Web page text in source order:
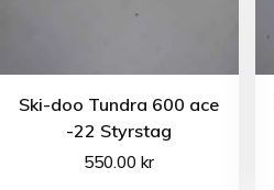
Ski-doo Tundra 600 ace
-22 Styrstag
550.00kr